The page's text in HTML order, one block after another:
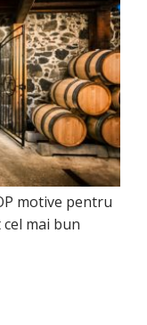
motive pentru
mai bun